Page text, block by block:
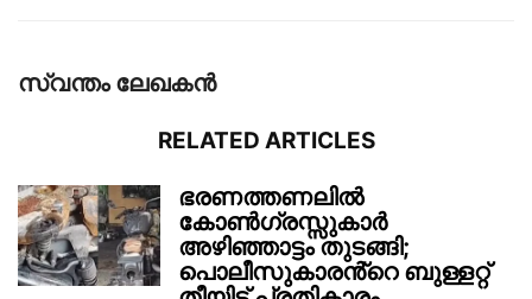
സ്വന്തം ലേഖകന്‍
RELATED ARTICLES
ഭരണത്തണലിൽ
കോൺഗ്രസ്സുകാർ
അഴിഞ്ഞാട്ടം തുടങ്ങി;
പൊലീസുകാരൻ്റെ ബുള്ളറ്റ്